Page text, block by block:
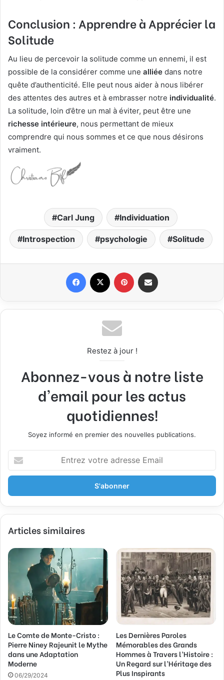
Conclusion : Apprendre à Apprécier la
Solitude
Au lieu de percevoir la solitude comme un ennemi, il est
possible de la considérer comme une alliée dans notre
quête d’authenticité. Elle peut nous aider à nous libérer
des attentes des autres et à embrasser notre individualité.
La solitude, loin d’être un mal à éviter, peut être une
richesse intérieure, nous permettant de mieux
comprendre qui nous sommes et ce que nous désirons
vraiment.
Carl Jung Individuation
Introspection psychologie Solitude
Restez à jour !
Abonnez-vous à notre liste
d'email pour les actus
quotidiennes!
Soyez informé en premier des nouvelles publications.
t
e
z
o
r
e
e
s
s
e
E
m
a
i
Articles similaires
Le Comte de Monte-Cristo :
Pierre Niney Rajeunit le Mythe
dans une Adaptation
Moderne
06/29/2024
Les Dernières Paroles
Mémorables des Grands
Hommes à Travers l’Histoire :
Un Regard sur l’Héritage des
Plus Inspirants